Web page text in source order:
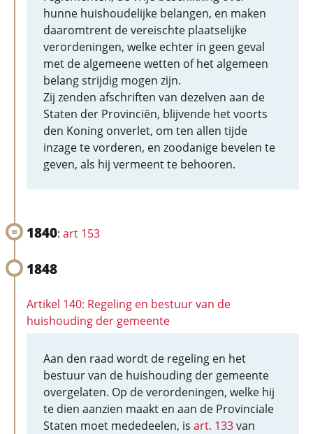
hunne huishoudelijke belangen, en maken
daaromtrent de vereischte plaatselijke
verordeningen, welke echter in geen geval
met de algemeene wetten of het algemeen
belang strijdig mogen zijn.
Zij zenden afschriften van dezelven aan de
Staten der Provinciën, blijvende het voorts
den Koning onverlet, om ten allen tijde
inzage te vorderen, en zoodanige bevelen te
geven, als hij vermeent te behooren.
1840: art 153
1848
Artikel 140: Regeling en bestuur van de
huishouding der gemeente
Aan den raad wordt de regeling en het
bestuur van de huishouding der gemeente
overgelaten. Op de verordeningen, welke hij
te dien aanzien maakt en aan de Provinciale
Staten moet mededeelen, is art. 133van